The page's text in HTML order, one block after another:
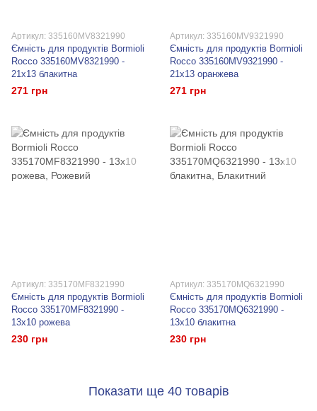
Артикул: 335160MV8321990
Ємність для продуктів Bormioli
Rocco 335160MV8321990 -
21х13 блакитна
271 грн
Артикул: 335160MV9321990
Ємність для продуктів Bormioli
Rocco 335160MV9321990 -
21х13 оранжева
271 грн
Артикул: 335170MF8321990
Ємність для продуктів Bormioli
Rocco 335170MF8321990 -
13х10 рожева
230 грн
Артикул: 335170MQ6321990
Ємність для продуктів Bormioli
Rocco 335170MQ6321990 -
13х10 блакитна
230 грн
Показати ще 40 товарів